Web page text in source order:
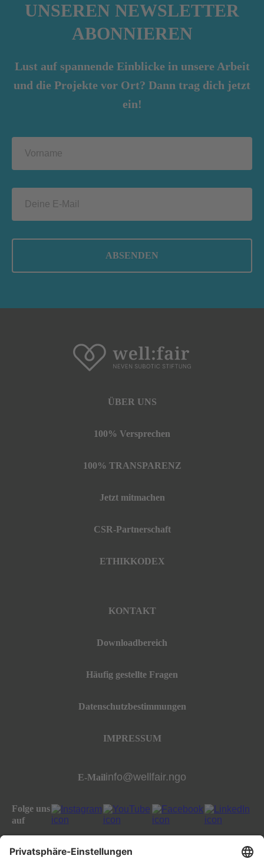
UNSEREN NEWSLETTER
ABONNIEREN
Lust auf spannende Einblicke in unsere Arbeit
und die Projekte vor Ort? Dann trag dich jetzt
ein!
ÜBER UNS
100% Versprechen
100% TRANSPARENZ
Jetzt mitmachen
CSR-Partnerschaft
ETHIKKODEX
KONTAKT
Downloadbereich
Häufig gestellte Fragen
Datenschutzbestimmungen
IMPRESSUM
E-Mailinfo@wellfair.ngo
Folge uns
auf
All rights reserved well:fair foundation 2023.